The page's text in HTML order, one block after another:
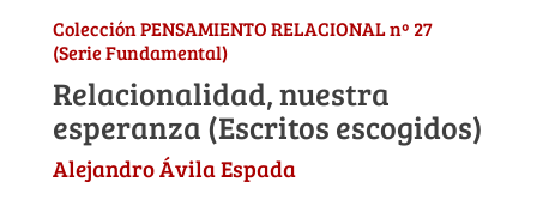
Colección PENSAMIENTO RELACIONAL nº 27
(Serie Fundamental)
Relacionalidad, nuestra
esperanza (Escritos escogidos)
Alejandro Ávila Espada